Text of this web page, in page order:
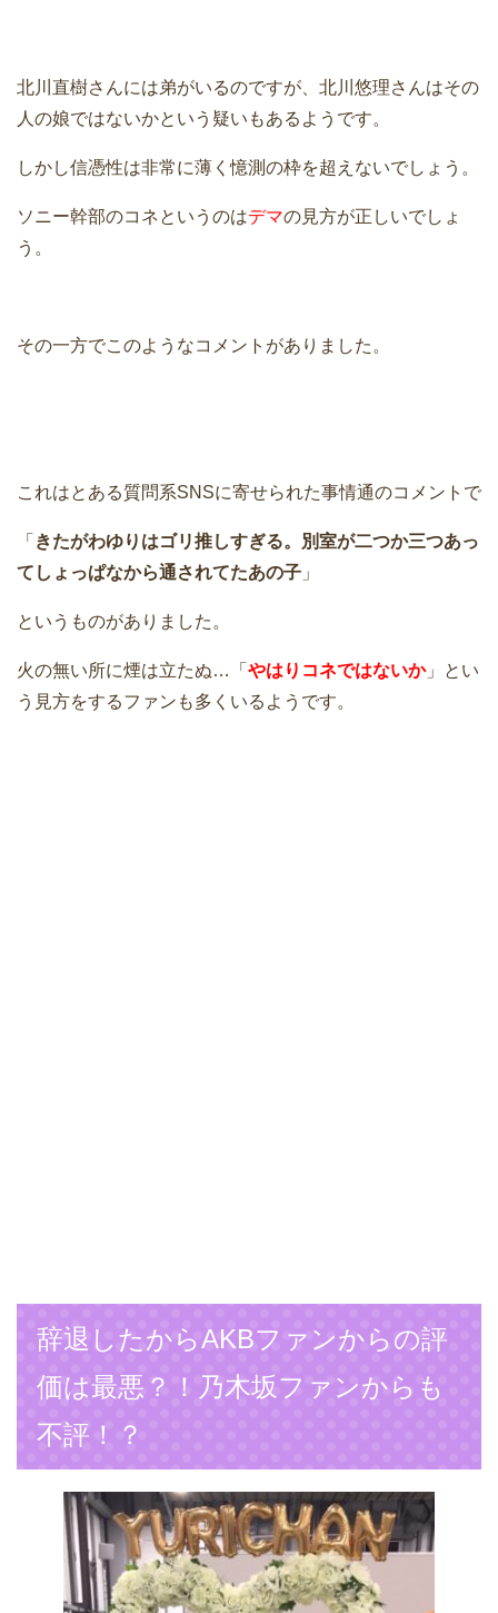
北川直樹さんには弟がいるのですが、北川悠理さんはその
人の娘ではないかという疑いもあるようです。
しかし信憑性は非常に薄く憶測の枠を超えないでしょう。
ソニー幹部のコネというのはデマの見方が正しいでしょ
う。
その一方でこのようなコメントがありました。
これはとある質問系SNSに寄せられた事情通のコメントで
「 きたがわゆりはゴリ推しすぎる。別室が二つか三つあっ
てしょっぱなから通されてたあの子 」
というものがありました。
火の無い所に煙は立たぬ…「 やはりコネではないか」とい
う見方をするファンも多くいるようです。
辞退したからAKBファンからの評
価は最悪？！乃木坂ファンからも
不評！？